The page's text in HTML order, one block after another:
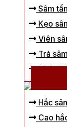
Sâm
Kẹo
Viên
Trà sâm
Tinh
Hắc
Cao